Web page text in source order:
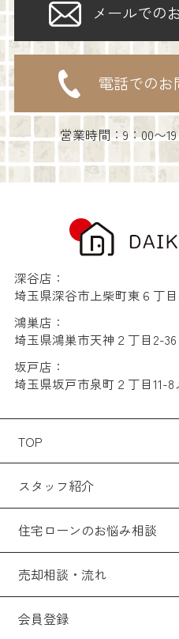
メールでの
電話でのお
営業時間：9：00〜
深谷店：
埼玉県深谷市上柴町東６丁目
鴻巣店：
埼玉県鴻巣市天神２丁目2-
坂戸店：
埼玉県坂戸市泉町２丁目11-8
TOP
スタッフ紹介
住宅ローンのお悩み相談
売却相談・流れ
会員登録